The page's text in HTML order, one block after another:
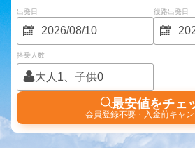
出発日 復路出発日
搭乗人数
大人1、子供0
最安値をチェ
会員登録不要・入金前キャ